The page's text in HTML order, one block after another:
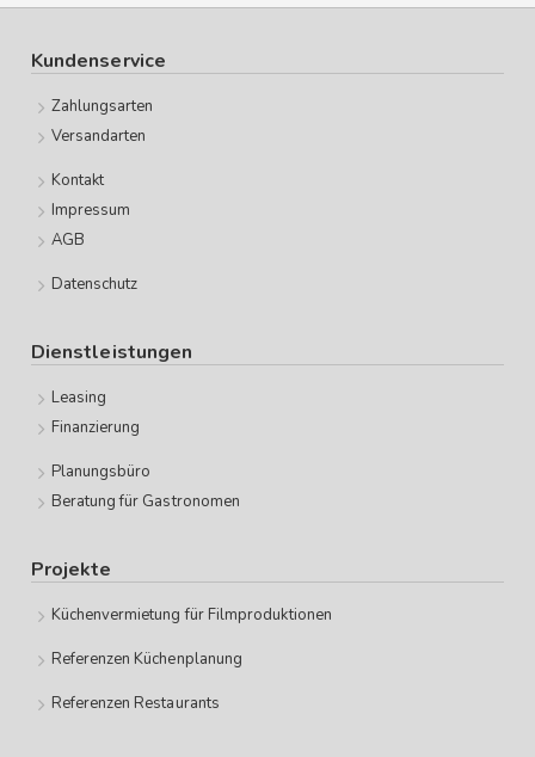
Kundenservice
Zahlungsarten
Versandarten
Kontakt
Impressum
AGB
Datenschutz
Dienstleistungen
Leasing
Finanzierung
Planungsbüro
Beratung für Gastronomen
Projekte
Küchenvermietung für Filmproduktionen
Referenzen Küchenplanung
Referenzen Restaurants